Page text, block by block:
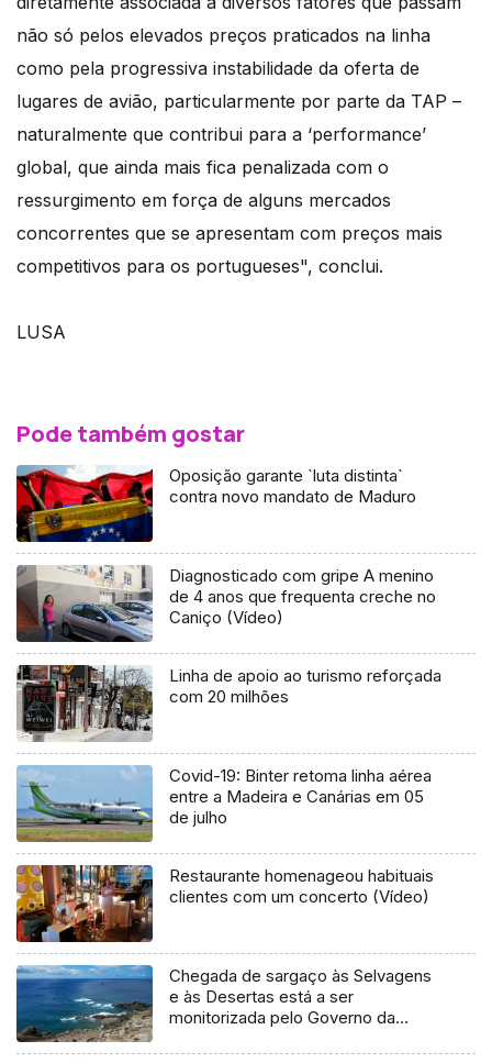
não só pelos elevados preços praticados na linha
como pela progressiva instabilidade da oferta de
lugares de avião, particularmente por parte da TAP –
naturalmente que contribui para a ‘performance’
global, que ainda mais fica penalizada com o
ressurgimento em força de alguns mercados
concorrentes que se apresentam com preços mais
competitivos para os portugueses", conclui.
LUSA
Pode também gostar
Oposição garante `luta distinta`
contra novo mandato de Maduro
Diagnosticado com gripe A menino
de 4 anos que frequenta creche no
Caniço (Vídeo)
Linha de apoio ao turismo reforçada
com 20 milhões
Covid-19: Binter retoma linha aérea
entre a Madeira e Canárias em 05
de julho
Restaurante homenageou habituais
clientes com um concerto (Vídeo)
Chegada de sargaço às Selvagens
e às Desertas está a ser
monitorizada pelo Governo da